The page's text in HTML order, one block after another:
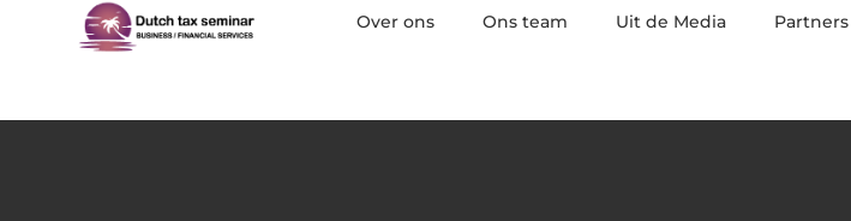
Over ons Ons team Uit de Media Partners